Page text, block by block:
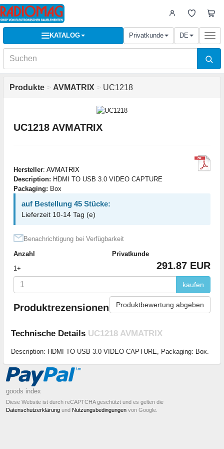
KATALOG Privatkunde DE
Produkte > AVMATRIX > UC1218
UC1218 AVMATRIX
Hersteller: AVMATRIX
Description: HDMI TO USB 3.0 VIDEO CAPTURE
Packaging: Box
auf Bestellung 45 Stücke:
Lieferzeit 10-14 Tag (e)
Benachrichtigung bei Verfügbarkeit
Anzahl
Privatkunde
1+
291.87 EUR
kaufen
Produktrezensionen Produktbewertung abgeben
Technische Details UC1218 AVMATRIX
Description: HDMI TO USB 3.0 VIDEO CAPTURE, Packaging: Box.
goods index
Diese Website ist durch reCAPTCHA geschützt und es gelten die
Datenschutzerklärung und Nutzungsbedingungen von Google.